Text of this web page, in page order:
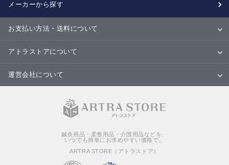
メーカーから探す
お支払い方法・送料について
お支払い方法
送料について
配送・納期
キャンセル・返品・交換について
アトラストアについて
当サイトについて
ご利用規約
ご利用ガイド
Ｑ＆Ａ
商品のご提案について
運営会社について
特定商取引法に基づく表記
個人情報の取扱いについて
鍼灸用品・柔整用品・介護用品などを、
いつでも簡単にお求めやすい価格で。
ARTRA STORE（アトラストア）